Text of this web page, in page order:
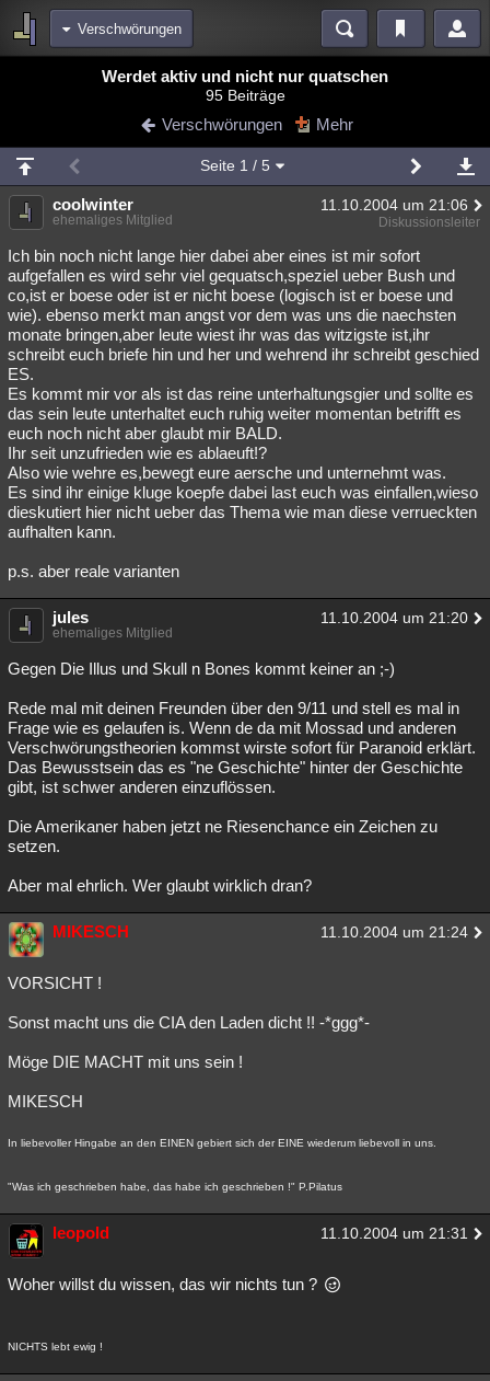
Verschwörungen
Blogs
Chat Wiki Neuigkeiten
meine Rubriken
Menschen Wissenschaft Mystery Kriminalfälle
Spiritualität Verschwörungen Technologie Ufologie
Natur Umfragen Unterhaltung
weitere Rubriken
Philosophie Träume Orte Esoterik Literatur
Astronomie Helpdesk Gruppen Gaming Filme
Musik Clash Verbesserungen
Übersichten
Besucht Teilgenommen Alle Neue Geschlossen
Werdet aktiv und nicht nur quatschen
95 Beiträge
Verschwörungen Mehr
Seite 1 / 5
coolwinter 11.10.2004 um 21:06
ehemaliges Mitglied Diskussionsleiter
Ich bin noch nicht lange hier dabei aber eines ist mir sofort
aufgefallen es wird sehr viel gequatsch,speziel ueber Bush und
co,ist er boese oder ist er nicht boese (logisch ist er boese und
wie). ebenso merkt man angst vor dem was uns die naechsten
monate bringen,aber leute wiest ihr was das witzigste ist,ihr
schreibt euch briefe hin und her und wehrend ihr schreibt geschied
ES.
Es kommt mir vor als ist das reine unterhaltungsgier und sollte es
das sein leute unterhaltet euch ruhig weiter momentan betrifft es
euch noch nicht aber glaubt mir BALD.
Ihr seit unzufrieden wie es ablaeuft!?
Also wie wehre es,bewegt eure aersche und unternehmt was.
Es sind ihr einige kluge koepfe dabei last euch was einfallen,wieso
dieskutiert hier nicht ueber das Thema wie man diese verrueckten
aufhalten kann.
p.s. aber reale varianten
jules 11.10.2004 um 21:20
ehemaliges Mitglied
Gegen Die Illus und Skull n Bones kommt keiner an ;-)
Rede mal mit deinen Freunden über den 9/11 und stell es mal in
Frage wie es gelaufen is. Wenn de da mit Mossad und anderen
Verschwörungstheorien kommst wirste sofort für Paranoid erklärt.
Das Bewusstsein das es "ne Geschichte" hinter der Geschichte
gibt, ist schwer anderen einzuflössen.
Die Amerikaner haben jetzt ne Riesenchance ein Zeichen zu
setzen.
Aber mal ehrlich. Wer glaubt wirklich dran?
MIKESCH 11.10.2004 um 21:24
VORSICHT !
Sonst macht uns die CIA den Laden dicht !! -*ggg*-
Möge DIE MACHT mit uns sein !
MIKESCH
In liebevoller Hingabe an den EINEN gebiert sich der EINE wiederum liebevoll in uns.
"Was ich geschrieben habe, das habe ich geschrieben !" P.Pilatus
leopold 11.10.2004 um 21:31
Woher willst du wissen, das wir nichts tun ?
NICHTS lebt ewig !